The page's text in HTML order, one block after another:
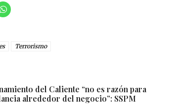
Terrorismo
del Caliente “no es razón para
alrededor del negocio”: SSPM